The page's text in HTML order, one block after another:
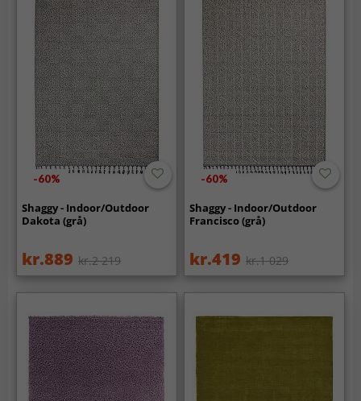
-60%
Shaggy - Indoor/Outdoor
Dakota (grå)
kr.889 kr.2 219
-60%
Shaggy - Indoor/Outdoor
Francisco (grå)
kr.419 kr.1 029